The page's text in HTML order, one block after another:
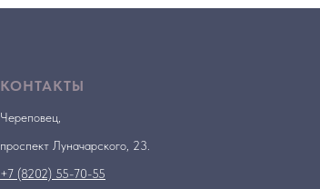
КОНТАКТЫ
Череповец,
проспект Луначарского, 23.
+7 (8202) 55-70-55